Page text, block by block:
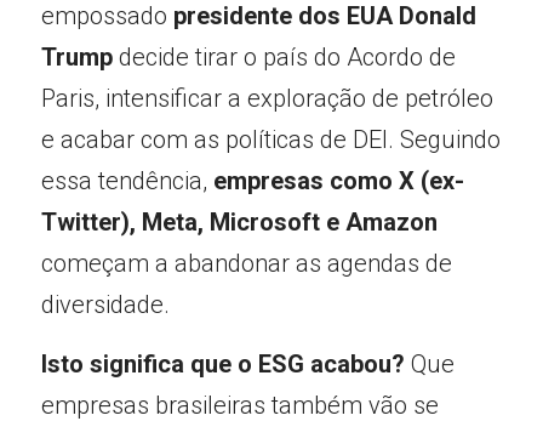
empossado presidente dos EUA Donald
Trump decide tirar o país do Acordo de
Paris, intensificar a exploração de petróleo
e acabar com as políticas de DEI. Seguindo
essa tendência, empresas como X (ex-
Twitter), Meta, Microsoft e Amazon
começam a abandonar as agendas de
diversidade.
Isto significa que o ESG acabou? Que
empresas brasileiras também vão se